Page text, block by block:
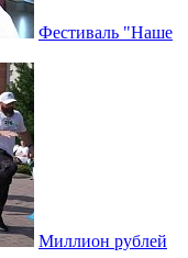
Фестиваль "Наше
Миллион рублей